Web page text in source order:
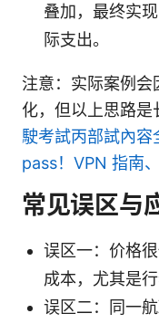
叠加，最终实
际支出。
注意：实际案例
化，但以上思路是
駛考試丙部試內
pass！VPN 指南
常见误区与
误区一：价格
成本，尤其是
误区二：同一